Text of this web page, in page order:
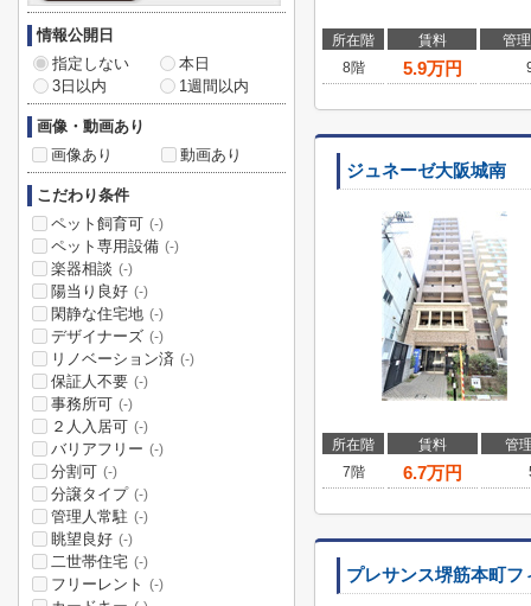
所在階 賃料
管
8階
5.9万円
ジュネーゼ大阪城南
所在階 賃料
管
7階
6.7万円
プレサンス堺筋本町フ
情報公開日
指定しない
本日
3日以内
1週間以内
画像・動画あり
画像あり
動画あり
こだわり条件
ペット飼育可 (-)
ペット専用設備 (-)
楽器相談 (-)
陽当り良好 (-)
閑静な住宅地 (-)
デザイナーズ (-)
リノベーション済 (-)
保証人不要 (-)
事務所可 (-)
２人入居可 (-)
バリアフリー (-)
分割可 (-)
分譲タイプ (-)
管理人常駐 (-)
眺望良好 (-)
二世帯住宅 (-)
フリーレント (-)